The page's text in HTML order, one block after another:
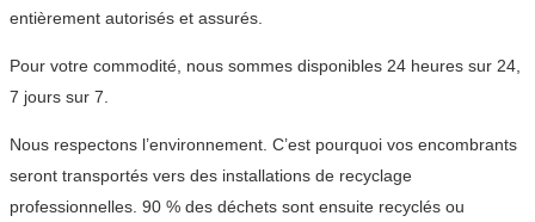
entièrement autorisés et assurés.
Pour votre commodité, nous sommes disponibles 24 heures sur 24,
7 jours sur 7.
Nous respectons l’environnement. C’est pourquoi vos encombrants
seront transportés vers des installations de recyclage
professionnelles. 90 % des déchets sont ensuite recyclés ou